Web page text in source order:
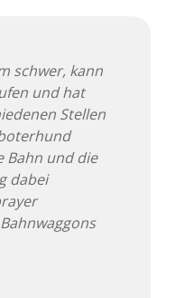
2022
2023
2024
schwer, kann
und hat
Stellen
Bahn und die
dabei